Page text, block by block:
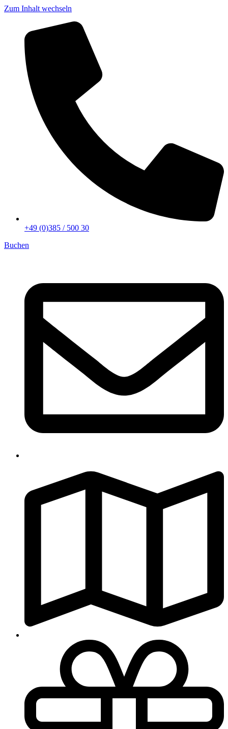
Zum Inhalt wechseln
+49 (0)385 / 500 30
Buchen